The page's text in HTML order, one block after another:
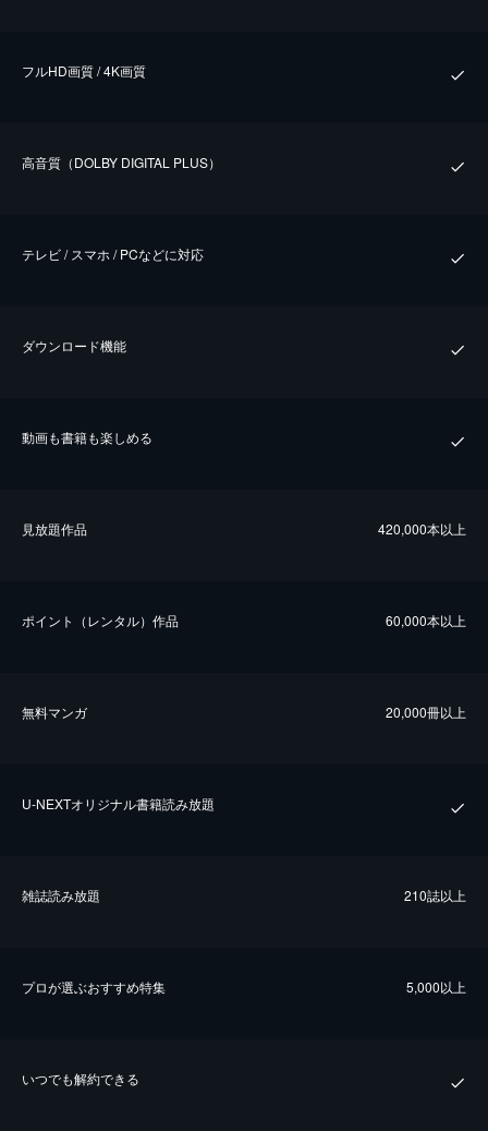
フルHD画質 / 4K画質
⾼⾳質（DOLBY DIGITAL PLUS）
テレビ / スマホ / PCなどに対応
ダウンロード機能
動画も書籍も楽しめる
⾒放題作品 420,000本以上
ポイント（レンタル）作品 60,000本以上
無料マンガ 20,000冊以上
U-NEXTオリジナル書籍読み放題
雑誌読み放題 210誌以上
プロが選ぶおすすめ特集 5,000以上
いつでも解約できる